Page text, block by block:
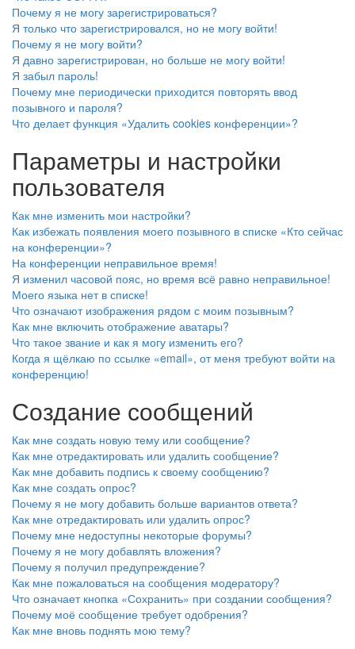
Почему я не могу зарегистрироваться?
Я только что зарегистрировался, но не могу войти!
Почему я не могу войти?
Я давно зарегистрирован, но больше не могу войти!
Я забыл пароль!
Почему мне периодически приходится повторять ввод
позывного и пароля?
Что делает функция «Удалить cookies конференции»?
Параметры и настройки
пользователя
Как мне изменить мои настройки?
Как избежать появления моего позывного в списке «Кто сейчас
на конференции»?
На конференции неправильное время!
Я изменил часовой пояс, но время всё равно неправильное!
Моего языка нет в списке!
Что означают изображения рядом с моим позывным?
Как мне включить отображение аватары?
Что такое звание и как я могу изменить его?
Когда я щёлкаю по ссылке «email», от меня требуют войти на
конференцию!
Создание сообщений
Как мне создать новую тему или сообщение?
Как мне отредактировать или удалить сообщение?
Как мне добавить подпись к своему сообщению?
Как мне создать опрос?
Почему я не могу добавить больше вариантов ответа?
Как мне отредактировать или удалить опрос?
Почему мне недоступны некоторые форумы?
Почему я не могу добавлять вложения?
Почему я получил предупреждение?
Как мне пожаловаться на сообщения модератору?
Что означает кнопка «Сохранить» при создании сообщения?
Почему моё сообщение требует одобрения?
Как мне вновь поднять мою тему?